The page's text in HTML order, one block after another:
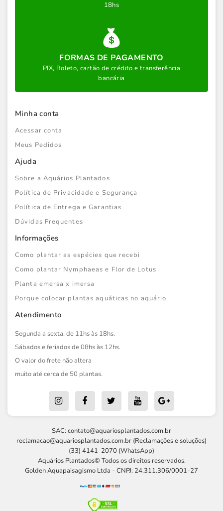
18hs
FORMAS DE PAGAMENTO
PIX, Boleto, cartão de crédito e transferência
bancária
Minha conta
Acessar conta
Meus Pedidos
Ajuda
Sobre a Aquários Plantados
Política de Privacidade e Segurança
Política de Entrega e Garantias
Dúvidas Frequentes
Informações
Como plantar as espécies que recebi
Como plantar Nymphaeas e Flor de Lotus
Planta emersa x imersa
Porque colocar plantas aquáticas no aquário
Atendimento
Segunda a sexta, de 11hs às 18hs.
Sábados e feriados de 08hs às 12hs.
O valor do frete não altera
muito até cerca de 50 plantas.
SAC: contato@aquariosplantados.com.br
reclamacao@aquariosplantados.com.br (Reclamações e soluções)
(33) 4141-2070 (WhatsApp)
Aquários Plantados© Todos os direitos reservados.
Golden Aquapaisagismo Ltda - CNPJ: 24.311.306/0001-27